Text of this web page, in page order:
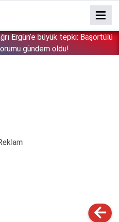
Hafta sonu hava nasıl,
İşte, 5 günlük hava